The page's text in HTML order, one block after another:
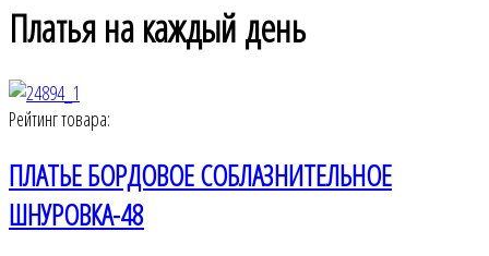
Платья на каждый день
Рейтинг товара:
ПЛАТЬЕ БОРДОВОЕ СОБЛАЗНИТЕЛЬНОЕ
ШНУРОВКА-48